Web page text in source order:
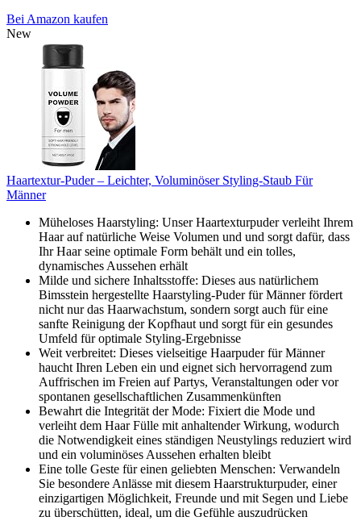
Bei Amazon kaufen
New
Haartextur-Puder – Leichter, Voluminöser Styling-Staub Für
Männer
Müheloses Haarstyling: Unser Haartexturpuder verleiht Ihrem
Haar auf natürliche Weise Volumen und und sorgt dafür, dass
Ihr Haar seine optimale Form behält und ein tolles,
dynamisches Aussehen erhält
Milde und sichere Inhaltsstoffe: Dieses aus natürlichem
Bimsstein hergestellte Haarstyling-Puder für Männer fördert
nicht nur das Haarwachstum, sondern sorgt auch für eine
sanfte Reinigung der Kopfhaut und sorgt für ein gesundes
Umfeld für optimale Styling-Ergebnisse
Weit verbreitet: Dieses vielseitige Haarpuder für Männer
haucht Ihren Leben ein und eignet sich hervorragend zum
Auffrischen im Freien auf Partys, Veranstaltungen oder vor
spontanen gesellschaftlichen Zusammenkünften
Bewahrt die Integrität der Mode: Fixiert die Mode und
verleiht dem Haar Fülle mit anhaltender Wirkung, wodurch
die Notwendigkeit eines ständigen Neustylings reduziert wird
und ein voluminöses Aussehen erhalten bleibt
Eine tolle Geste für einen geliebten Menschen: Verwandeln
Sie besondere Anlässe mit diesem Haarstrukturpuder, einer
einzigartigen Möglichkeit, Freunde und mit Segen und Liebe
zu überschütten, ideal, um die Gefühle auszudrücken